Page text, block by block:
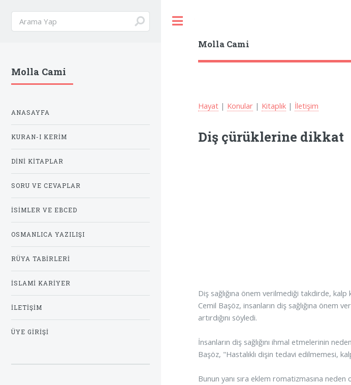
Molla Cami
Hayat | Konular | Kitaplık | İletişim
Diş çürüklerine dikkat
Diş sağlığına önem verilmediği takdirde, kalp
Cemil Başöz, insanların diş sağlığına önem
artırdığını söyledi.
İnsanların diş sağlığını ihmal etmelerinin
Başöz, "Hastalıklı dişin tedavi edilmemesi,
Bunun yanı sıra eklem romatizmasına
Molla Cami
ANASAYFA
KURAN-I KERIM
DINI KITAPLAR
SORU VE CEVAPLAR
İSIMLER VE EBCED
OSMANLICA YAZILIŞI
RÜYA TABIRLERI
İSLAMI KARIYER
İLETIŞIM
ÜYE GIRIŞI